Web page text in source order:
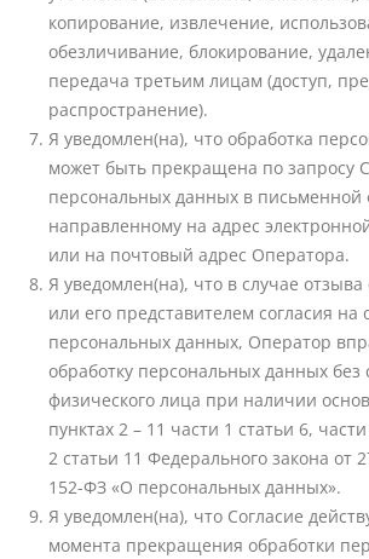
копирование, извлечение,
обезличивание, блокирование,
передача третьим лицам (доступ,
распространение).
Я уведомлен(на), что обработка
может быть прекращена по запросу
персональных данных в письменной
направленному на адрес
или на почтовый адрес Оператора.
Я уведомлен(на), что в случае
или его представителем согласия на
персональных данных, Оператор
обработку персональных данных без
физического лица при наличии
пунктах 2 – 11 части 1 статьи 6,
2 статьи 11 Федерального закона от
152-ФЗ «О персональных данных».
Я уведомлен(на), что Согласие
момента прекращения обработки